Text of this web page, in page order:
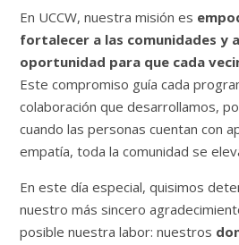
En UCCW, nuestra misión es
fortalecer a las comunidades y
oportunidad para que cada
Este compromiso guía cada
colaboración que desarrollamos,
cuando las personas cuentan con
empatía, toda la comunidad se
En este día especial, quisimos
nuestro más sincero
posible nuestra labor: nuestros